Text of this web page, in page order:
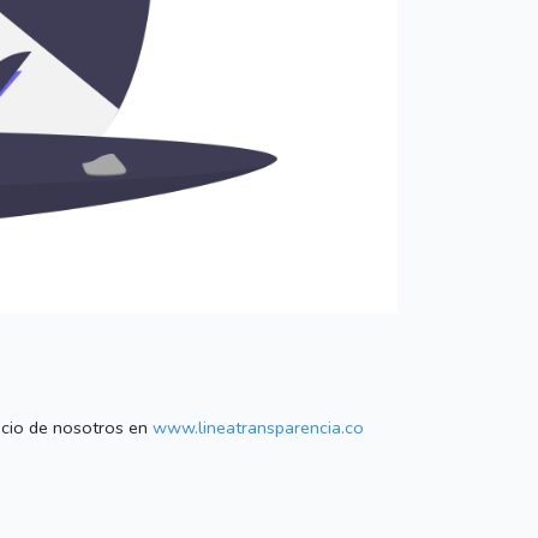
de nosotros en www.lineatransparencia.co